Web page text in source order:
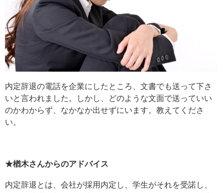
内定辞退の電話を企業にしたところ、文書でも送って下さ
いと言われました。しかし、どのような文面で送っていい
のかわからず、なかなか出せずにいます。教えてくださ
い。
★楢木さんからのアドバイス
内定辞退とは、会社が採用内定し、学生がそれを受諾し、